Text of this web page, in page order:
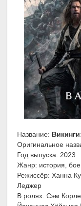
Название:
Оригинальное
Год выпуска: 2023
Жанр: история,
Режиссёр: Ханна
Леджер
В ролях: Сэм